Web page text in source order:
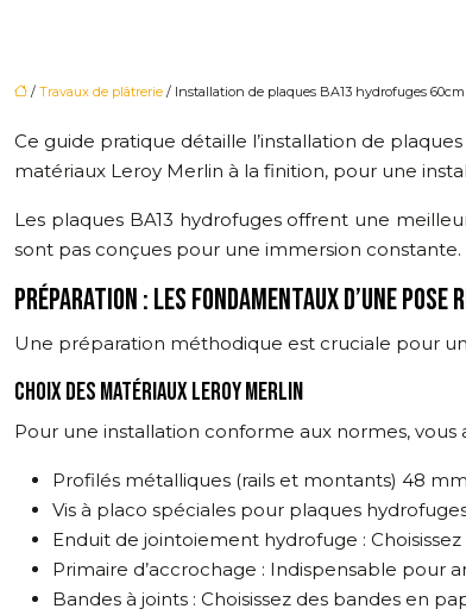
/ Travaux de plâtrerie / Installation de plaques BA13 hydrofuges
Ce guide pratique détaille l’installation de
matériaux Leroy Merlin à la finition, pour une
Les plaques BA13 hydrofuges offrent une
sont pas conçues pour une immersion
PRÉPARATION : LES FONDAMENTAUX D’UNE POSE
Une préparation méthodique est cruciale pour
CHOIX DES MATÉRIAUX LEROY MERLIN
Pour une installation conforme aux normes, vous
Profilés métalliques (rails et montants) 48
Vis à placo spéciales pour plaques
Enduit de jointoiement hydrofuge :
Primaire d’accrochage : Indispensable pour
Bandes à joints : Choisissez des bandes en